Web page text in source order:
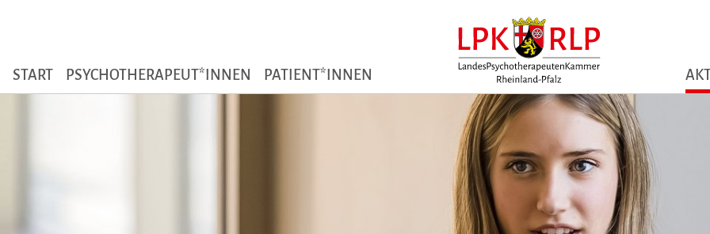
START PSYCHOTHERAPEUT*INNEN PATIENT*INNEN